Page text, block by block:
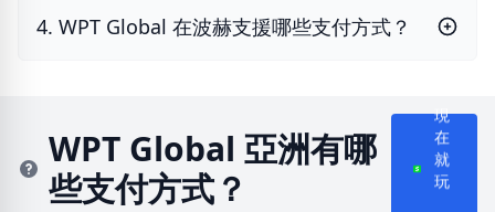
4. WPT Global 在波赫支援哪些支付方式？
WPT Global 亞洲有哪
些支付方式？
現
在
就
玩